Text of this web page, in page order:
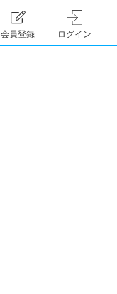
会員登録 ログイン